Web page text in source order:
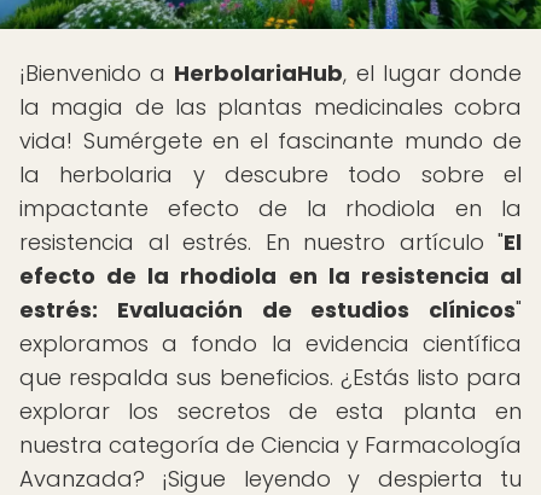
¡Bienvenido a HerbolariaHub, el lugar donde
la magia de las plantas medicinales cobra
vida! Sumérgete en el fascinante mundo de
la herbolaria y descubre todo sobre el
impactante efecto de la rhodiola en la
resistencia al estrés. En nuestro artículo "El
efecto de la rhodiola en la resistencia al
estrés: Evaluación de estudios clínicos"
exploramos a fondo la evidencia científica
que respalda sus beneficios. ¿Estás listo para
explorar los secretos de esta planta en
nuestra categoría de Ciencia y Farmacología
Avanzada? ¡Sigue leyendo y despierta tu